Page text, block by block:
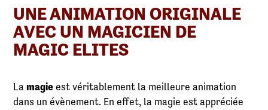
UNE ANIMATION ORIGINALE
AVEC UN MAGICIEN DE
MAGIC ELITES
Lamagie est véritablement la meilleure animation
dans un évènement. En effet, la magie est appréciée